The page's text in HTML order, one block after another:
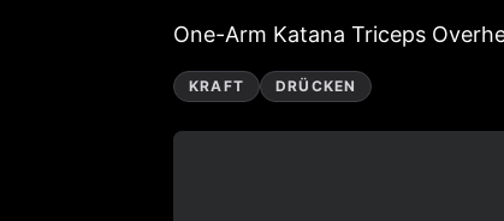
One-Arm Katana Triceps
KRAFT DRÜCKEN